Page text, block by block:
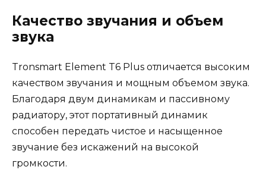
Качество звучания и объем
звука
Tronsmart Element T6 Plus отличается высоким
качеством звучания и мощным объемом звука.
Благодаря двум динамикам и пассивному
радиатору, этот портативный динамик
способен передать чистое и насыщенное
звучание без искажений на высокой
громкости.